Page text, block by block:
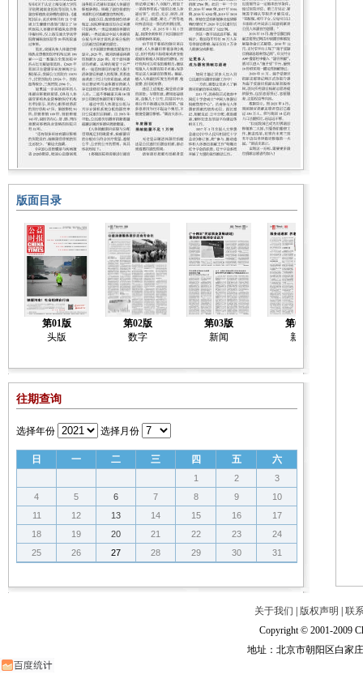
版面目录
第01版
头版
第02版
数字
第03版
新闻
第04版
新闻
往期查询
选择年份 选择月份
日 一 二 三 四 五 六
1 2
3
4
5 6 7 8 9
10
11
12 13 14 15 16
17
18
19 20 21 22 23
24
25
26 27 28 29 30 31
关于我们 版权声明
联
Copyright © 2001-2009
地址：北京市朝阳区白家